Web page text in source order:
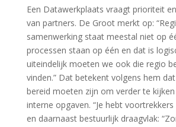
Een Datawerkplaats vraagt prioriteit
van partners. De Groot merkt op:
samenwerking staat meestal niet op
processen staan op één en dat is
uiteindelijk moeten we ook die regio
vinden.” Dat betekent volgens hem
bereid moeten zijn om verder te
interne opgaven. “Je hebt
en daarnaast bestuurlijk draagvlak: